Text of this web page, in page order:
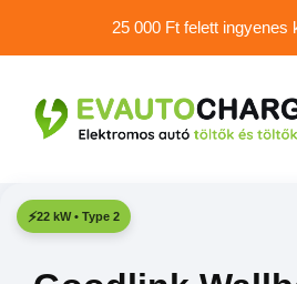
25 000 Ft felett ingyenes
22 kW • Type 2